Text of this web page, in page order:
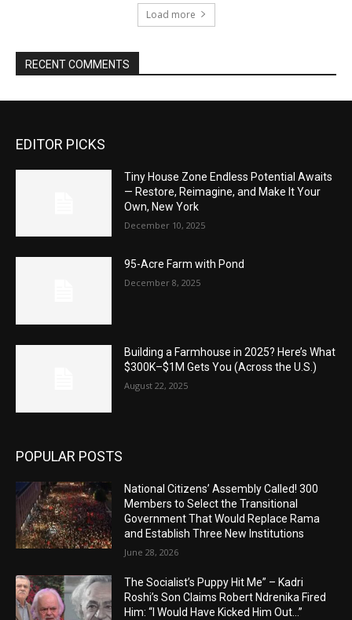
Load more
RECENT COMMENTS
EDITOR PICKS
Tiny House Zone Endless Potential Awaits
— Restore, Reimagine, and Make It Your
Own, New York
December 10, 2025
95-Acre Farm with Pond
December 8, 2025
Building a Farmhouse in 2025? Here’s What
$300K–$1M Gets You (Across the U.S.)
August 22, 2025
POPULAR POSTS
National Citizens’ Assembly Called! 300
Members to Select the Transitional
Government That Would Replace Rama
and Establish Three New Institutions
June 28, 2026
The Socialist’s Puppy Hit Me” – Kadri
Roshi’s Son Claims Robert Ndrenika Fired
Him: “I Would Have Kicked Him Out…”